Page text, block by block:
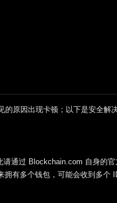
原因出现卡顿；以下是安全解
请通过 Blockchain.com 自身的
有多个钱包，可能会收到多个